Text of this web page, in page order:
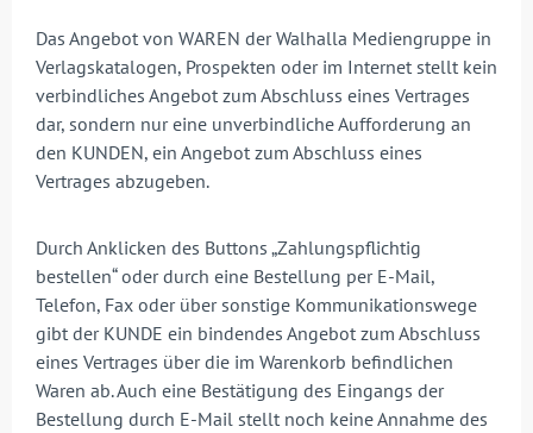
Das Angebot von WAREN der Walhalla Mediengruppe in
Verlagskatalogen, Prospekten oder im Internet stellt kein
verbindliches Angebot zum Abschluss eines Vertrages
dar, sondern nur eine unverbindliche Aufforderung an
den KUNDEN, ein Angebot zum Abschluss eines
Vertrages abzugeben.
Durch Anklicken des Buttons „Zahlungspflichtig
bestellen“ oder durch eine Bestellung per E-Mail,
Telefon, Fax oder über sonstige Kommunikationswege
gibt der KUNDE ein bindendes Angebot zum Abschluss
eines Vertrages über die im Warenkorb befindlichen
Waren ab. Auch eine Bestätigung des Eingangs der
Bestellung durch E-Mail stellt noch keine Annahme des